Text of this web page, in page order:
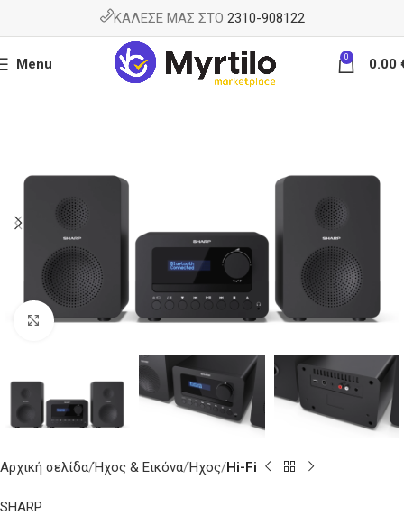
ΚΑΛΕΣΕ ΜΑΣ ΣΤΟ 2310-908122
Menu 0 0.00
Κάντε κλικ για μεγέθυνση
Αρχική σελίδα Ήχος & Εικόνα Ήχος Hi-Fi
SHARP